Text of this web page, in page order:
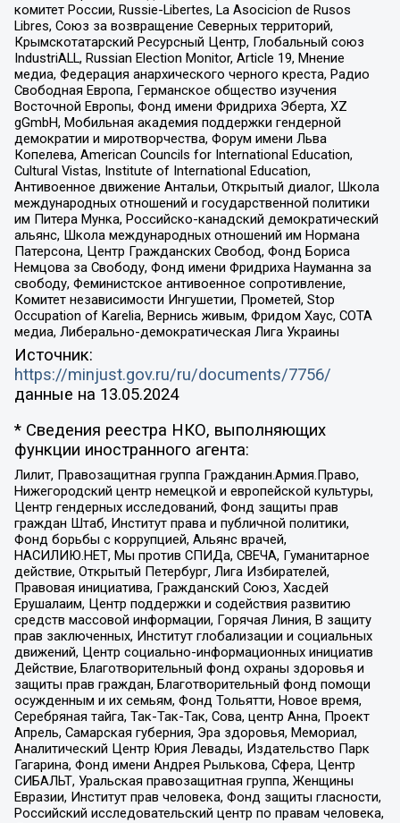
комитет России, Russie-Libertes, La Asocicion de Rusos
Libres, Союз за возвращение Северных территорий,
Крымскотатарский Ресурсный Центр, Глобальный союз
IndustriALL, Russian Election Monitor, Article 19, Мнение
медиа, Федерация анархического черного креста, Радио
Свободная Европа, Германское общество изучения
Восточной Европы, Фонд имени Фридриха Эберта, XZ
gGmbH, Мобильная академия поддержки гендерной
демократии и миротворчества, Форум имени Льва
Копелева, American Councils for International Education,
Cultural Vistas, Institute of International Education,
Антивоенное движение Антальи, Открытый диалог, Школа
международных отношений и государственной политики
им Питера Мунка, Российско-канадский демократический
альянс, Школа международных отношений им Нормана
Патерсона, Центр Гражданских Свобод, Фонд Бориса
Немцова за Свободу, Фонд имени Фридриха Науманна за
свободу, Феминистское антивоенное сопротивление,
Комитет независимости Ингушетии, Прометей, Stop
Occupation of Karelia, Вернись живым, Фридом Хаус, СОТА
медиа, Либерально-демократическая Лига Украины
Источник:
https://minjust.gov.ru/ru/documents/7756/
данные на 13.05.2024
* Сведения реестра НКО, выполняющих
функции иностранного агента:
Лилит, Правозащитная группа Гражданин.Армия.Право,
Нижегородский центр немецкой и европейской культуры,
Центр гендерных исследований, Фонд защиты прав
граждан Штаб, Институт права и публичной политики,
Фонд борьбы с коррупцией, Альянс врачей,
НАСИЛИЮ.НЕТ, Мы против СПИДа, СВЕЧА, Гуманитарное
действие, Открытый Петербург, Лига Избирателей,
Правовая инициатива, Гражданский Союз, Хасдей
Ерушалаим, Центр поддержки и содействия развитию
средств массовой информации, Горячая Линия, В защиту
прав заключенных, Институт глобализации и социальных
движений, Центр социально-информационных инициатив
Действие, Благотворительный фонд охраны здоровья и
защиты прав граждан, Благотворительный фонд помощи
осужденным и их семьям, Фонд Тольятти, Новое время,
Серебряная тайга, Так-Так-Так, Сова, центр Анна, Проект
Апрель, Самарская губерния, Эра здоровья, Мемориал,
Аналитический Центр Юрия Левады, Издательство Парк
Гагарина, Фонд имени Андрея Рылькова, Сфера, Центр
СИБАЛЬТ, Уральская правозащитная группа, Женщины
Евразии, Институт прав человека, Фонд защиты гласности,
Российский исследовательский центр по правам человека,